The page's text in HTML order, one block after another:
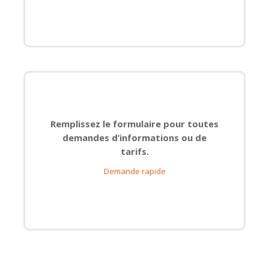
Remplissez le formulaire pour toutes
demandes d’informations ou de
tarifs.
Demande rapide